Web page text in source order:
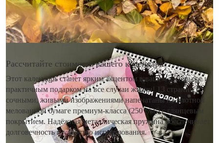
Рассчитайте стоимость вашего календаря
Этот календарь станет ярким акцентом в вашем интерьере и
практичным подарком на все случаи жизни! 13 страниц с
сочными, живыми изображениями напечатаны на плотной
мелованной бумаге премиум-класса (250 г/м²) с глянцевым
покрытием. Надёжная металлическая пружина обеспечивает
долговечность и удобство использования.